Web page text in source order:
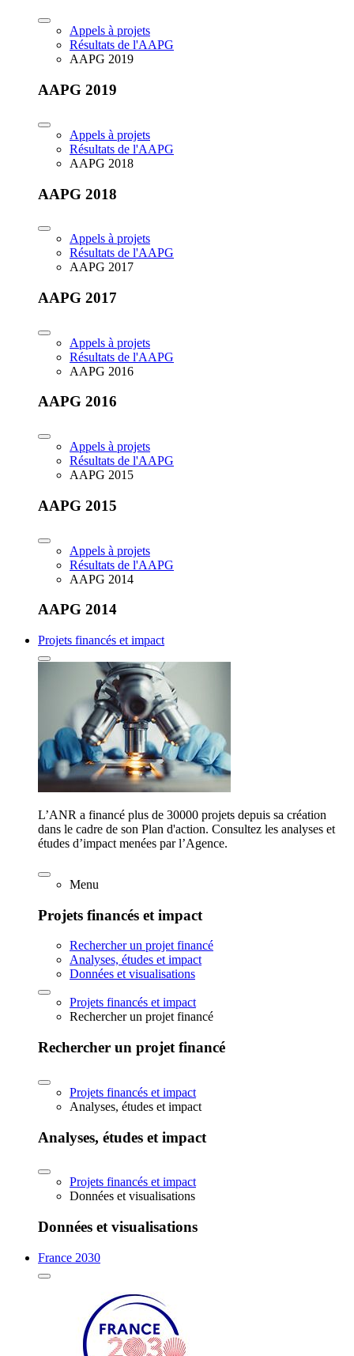
Appels à projets
Résultats de l'AAPG
AAPG 2019
AAPG 2019
Appels à projets
Résultats de l'AAPG
AAPG 2018
AAPG 2018
Appels à projets
Résultats de l'AAPG
AAPG 2017
AAPG 2017
Appels à projets
Résultats de l'AAPG
AAPG 2016
AAPG 2016
Appels à projets
Résultats de l'AAPG
AAPG 2015
AAPG 2015
Appels à projets
Résultats de l'AAPG
AAPG 2014
AAPG 2014
Projets financés et impact
L’ANR a financé plus de 30000 projets depuis sa création
dans le cadre de son Plan d'action. Consultez les analyses et
études d’impact menées par l’Agence.
Menu
Projets financés et impact
Rechercher un projet financé
Analyses, études et impact
Données et visualisations
Projets financés et impact
Rechercher un projet financé
Rechercher un projet financé
Projets financés et impact
Analyses, études et impact
Analyses, études et impact
Projets financés et impact
Données et visualisations
Données et visualisations
France 2030